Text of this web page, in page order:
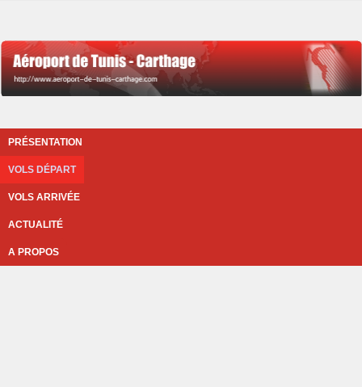
PRÉSENTATION
VOLS DÉPART
VOLS ARRIVÉE
ACTUALITÉ
A PROPOS